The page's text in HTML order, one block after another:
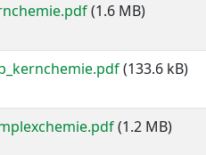
(1.6 MB)
(133.6 kB)
(1.2 MB)